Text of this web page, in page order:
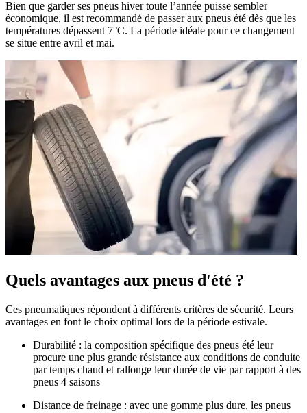
Bien que garder ses pneus hiver toute l’année puisse sembler
économique, il est recommandé de passer aux pneus été dès que les
températures dépassent 7°C. La période idéale pour ce changement
se situe entre avril et mai.
Quels avantages aux pneus d'été ?
Ces pneumatiques répondent à différents critères de sécurité. Leurs
avantages en font le choix optimal lors de la période estivale.
Durabilité : la composition spécifique des pneus été leur
procure une plus grande résistance aux conditions de conduite
par temps chaud et rallonge leur durée de vie par rapport à des
pneus 4 saisons
Distance de freinage : avec une gomme plus dure, les pneus